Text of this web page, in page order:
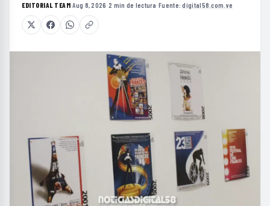
EDITORIAL TEAM·Aug 8, 2026 ·2 min de lectura ·Fuente:digital58.com.ve